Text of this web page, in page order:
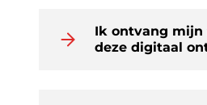
Ik ontvang mijn
deze digitaal